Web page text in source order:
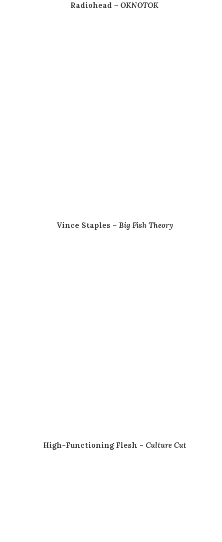
Radiohead –OKNOTOK
Vince Staples – Big Fish Theory
High-Functioning Flesh – Culture Cut